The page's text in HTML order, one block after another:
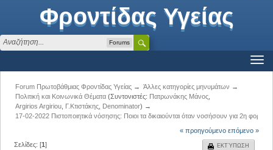
Φροντίδας Υγείας
Forums
Forum Πρωτοβάθμιας Φροντίδας Υγείας→ Άλλες κατηγορίες μηνυμάτων →
Πολιτική και Κοινωνικά Θέματα(Συντονιστές: Πατρωνάκης Μάνος,
Argirios Argiriou, Γ.Κτιστάκης, Denominator) →
17-02-2022 Πιστοποιητικά νόσησης: Ποιοι τα δικαιούνται όταν νοσήσουν για 2η φορά
« προηγούμενο επόμενο »
ΕΚΤΎΠΩΣΗ
Σελίδες: [1]